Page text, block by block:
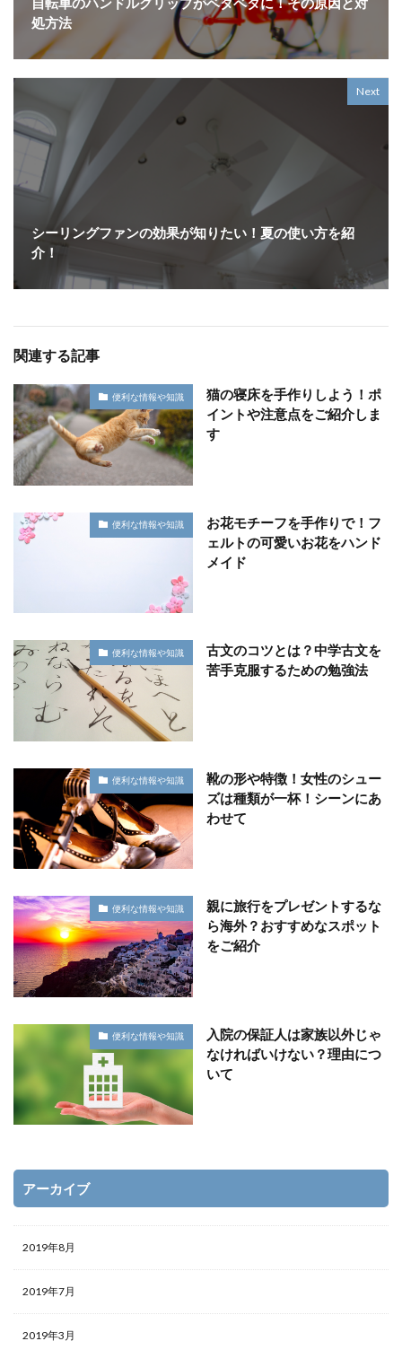
処方法
Next
シーリングファンの効果が知りたい！夏の使い方を紹
介！
関連する記事
便利な情報や知識
猫の寝床を手作りしよう！ポ
イントや注意点をご紹介しま
す
便利な情報や知識
お花モチーフを手作りで！フ
ェルトの可愛いお花をハンド
メイド
便利な情報や知識
古文のコツとは？中学古文を
苦手克服するための勉強法
便利な情報や知識
靴の形や特徴！女性のシュー
ズは種類が一杯！シーンにあ
わせて
便利な情報や知識
親に旅行をプレゼントするな
ら海外？おすすめなスポット
をご紹介
便利な情報や知識
入院の保証人は家族以外じゃ
なければいけない？理由につ
いて
アーカイブ
2019年8月
2019年7月
2019年3月